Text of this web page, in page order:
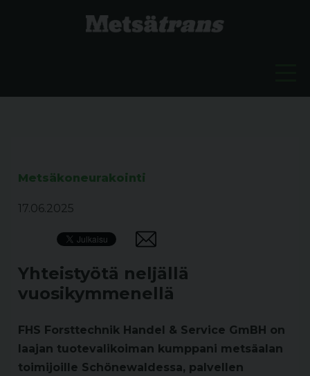
Metsäkoneurakointi
17.06.2025
Yhteistyötä neljällä
vuosikymmenellä
FHS Forsttechnik Handel & Service GmBH on
laajan tuotevalikoiman kumppani metsäalan
toimijoille Schönewaldessa, palvellen